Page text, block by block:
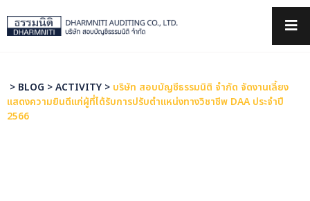
> BLOG >ACTIVITY > บริษัท สอบบัญชีธรรมนิติ จำกัด จัดงานเลี้ยง
แสดงความยินดีแก่ผู้ที่ได้รับการปรับตำแหน่งทางวิชาชีพ DAA ประจำปี
2566
×